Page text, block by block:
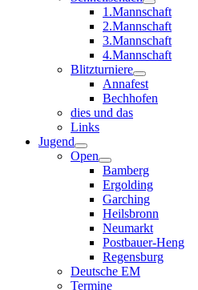
1.Mannschaft
2.Mannschaft
3.Mannschaft
4.Mannschaft
Blitzturniere
Annafest
Bechhofen
dies und das
Links
Jugend
Open
Bamberg
Ergolding
Garching
Heilsbronn
Neumarkt
Postbauer-Heng
Regensburg
Deutsche EM
Termine